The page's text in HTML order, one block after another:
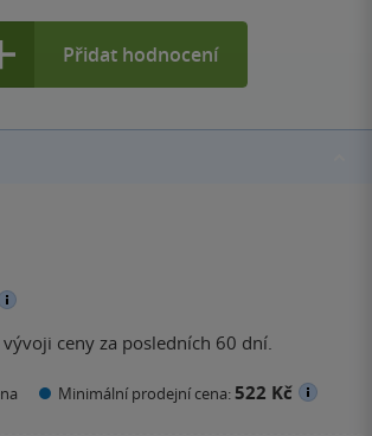
Přidat hodnocení
ceny za posledních 60 dní.
Minimální prodejní cena:522 Kč